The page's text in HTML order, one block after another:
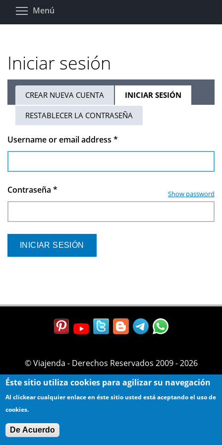
Pasar
Menú
Iniciar sesión
Solapas
principales
CREAR NUEVA CUENTA INICIAR SESIÓN
ACTIVA)
RESTABLECER LA CONTRASEÑA
Username or email address *
Contraseña * Show password
© Viajenda - Derechos Reservados 2009 - 2026
Éste sitio utiliza cookies para agilizar su navegación
Al clickear cualquier enlace en éste sitio usted está aceptando el uso de
cookies.
De Acuerdo